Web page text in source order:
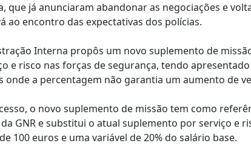
que já anunciaram abandonar as negociações e
ao encontro das expectativas dos polícias.
Interna propôs um novo suplemento de
e risco nas forças de segurança, tendo
onde a percentagem não garantia um aumento de
o novo suplemento de missão tem como
GNR e substitui o atual suplemento por serviço e
100 euros e uma variável de 20% do salário base.